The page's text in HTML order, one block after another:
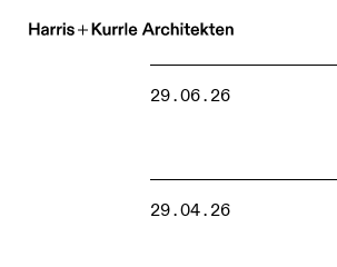
29.06.26
29.04.26